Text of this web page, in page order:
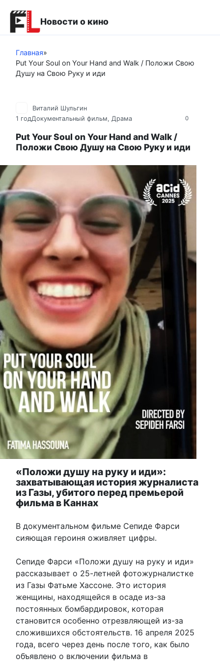
контенту
Новости о кино
Главная»
Put Your Soul on Your Hand and Walk / Положи Свою
Душу на Свою Руку и иди
0
Виталий Шульгин
1 годДокументальный фильм, Драма
Put Your Soul on Your Hand and Walk /
Положи Свою Душу на Свою Руку и иди
«Положи душу на руку и иди»:
захватывающая история журналиста
из Газы, убитого перед премьерой
фильма в Каннах
В документальном фильме Сепиде Фарси
сияющая героиня оживляет цифры.
Сепиде Фарси «Положи душу на руку и иди»
рассказывает о 25-летней фотожурналистке
из Газы Фатьме Хассоне. Это история
женщины, находящейся в осаде из-за
постоянных бомбардировок, которая
становится особенно отрезвляющей из-за
сложившихся обстоятельств. 16 апреля 2025
года, всего через день после того, как было
объявлено о включении фильма в